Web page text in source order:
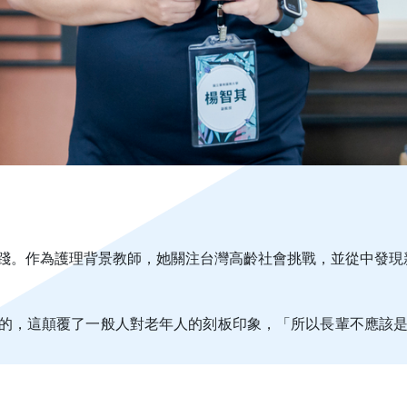
。作為護理背景教師，她關注台灣高齡社會挑戰，並從中發
，這顛覆了一般人對老年人的刻板印象，「所以長輩不應該